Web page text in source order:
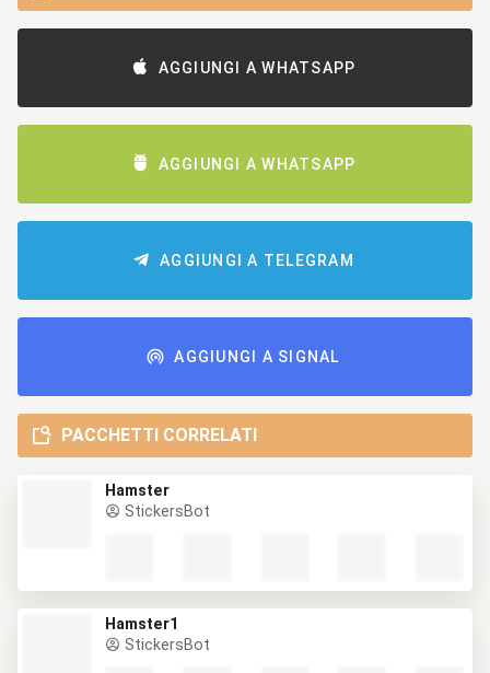
AGGIUNGI A WHATSAPP
AGGIUNGI A WHATSAPP
AGGIUNGI A TELEGRAM
AGGIUNGI A SIGNAL
PACCHETTI CORRELATI
Hamster
StickersBot
Hamster1
StickersBot